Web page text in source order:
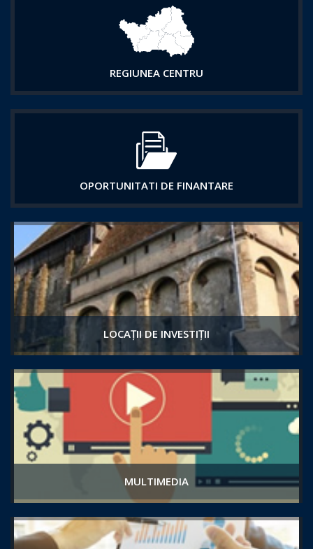
REGIUNEA CENTRU
OPORTUNITATI DE FINANTARE
LOCAȚII DE INVESTIȚII
MULTIMEDIA